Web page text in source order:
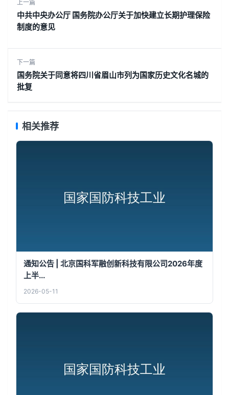
上一篇
中共中央办公厅 国务院办公厅关于加快建立长期护理保险
制度的意见
下一篇
国务院关于同意将四川省眉山市列为国家历史文化名城的
批复
相关推荐
通知公告 | 北京国科军融创新科技有限公司2026年度
上半...
2026-05-11